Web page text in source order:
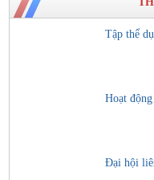
Tập thể
Hoạt
Đại hội